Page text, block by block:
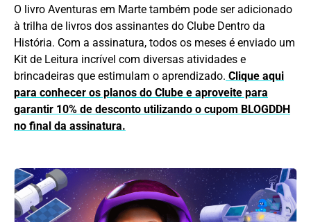
O livro Aventuras em Marte também pode ser adicionado
à trilha de livros dos assinantes do Clube Dentro da
História. Com a assinatura, todos os meses é enviado um
Kit de Leitura incrível com diversas atividades e
brincadeiras que estimulam o aprendizado. Clique aqui
para conhecer os planos do Clube e aproveite para
garantir 10% de desconto utilizando o cupom BLOGDDH
no final da assinatura.